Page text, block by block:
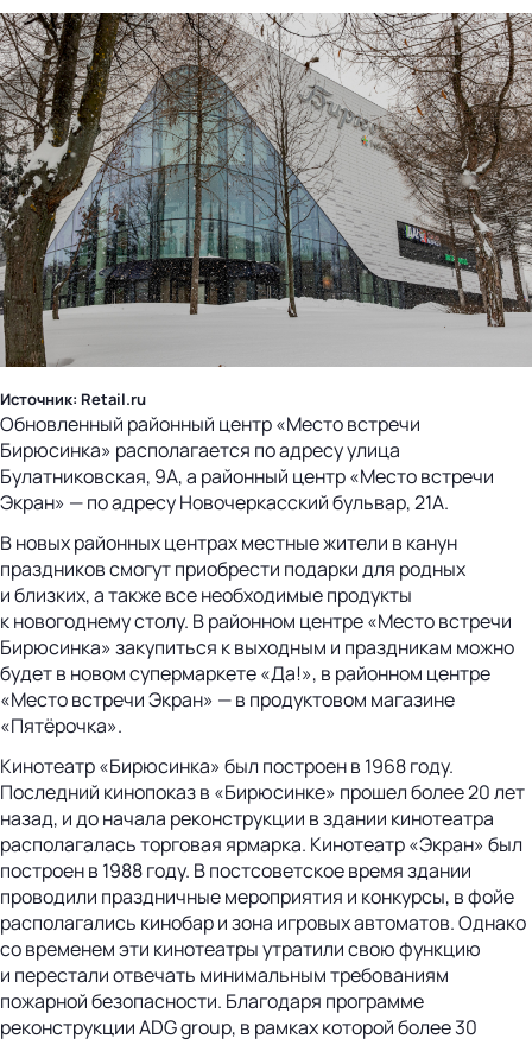
Источник: Retail.ru
Обновленный районный центр «Место встречи
Бирюсинка» располагается по адресу улица
Булатниковская, 9А, а районный центр «Место встречи
Экран» — по адресу Новочеркасский бульвар, 21А.
В новых районных центрах местные жители в канун
праздников смогут приобрести подарки для родных
и близких, а также все необходимые продукты
к новогоднему столу. В районном центре «Место встречи
Бирюсинка» закупиться к выходным и праздникам можно
будет в новом супермаркете «Да!», в районном центре
«Место встречи Экран» — в продуктовом магазине
«Пятёрочка».
Кинотеатр «Бирюсинка» был построен в 1968 году.
Последний кинопоказ в «Бирюсинке» прошел более 20 лет
назад, и до начала реконструкции в здании кинотеатра
располагалась торговая ярмарка. Кинотеатр «Экран» был
построен в 1988 году. В постсоветское время здании
проводили праздничные мероприятия и конкурсы, в фойе
располагались кинобар и зона игровых автоматов. Однако
со временем эти кинотеатры утратили свою функцию
и перестали отвечать минимальным требованиям
пожарной безопасности. Благодаря программе
реконструкции ADG group, в рамках которой более 30